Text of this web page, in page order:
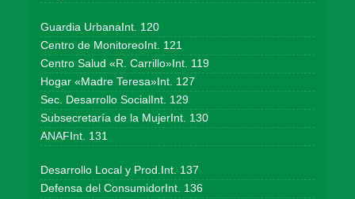
Guardia UrbanaInt. 120
Centro de MonitoreoInt. 121
Centro Salud «R. Carrillo»Int. 119
Hogar «Madre Teresa»Int. 127
Sec. Desarrollo SocialInt. 129
Subsecretaría de la MujerInt. 130
ANAFInt. 131
Desarrollo Local y Prod.Int. 137
Defensa del ConsumidorInt. 136